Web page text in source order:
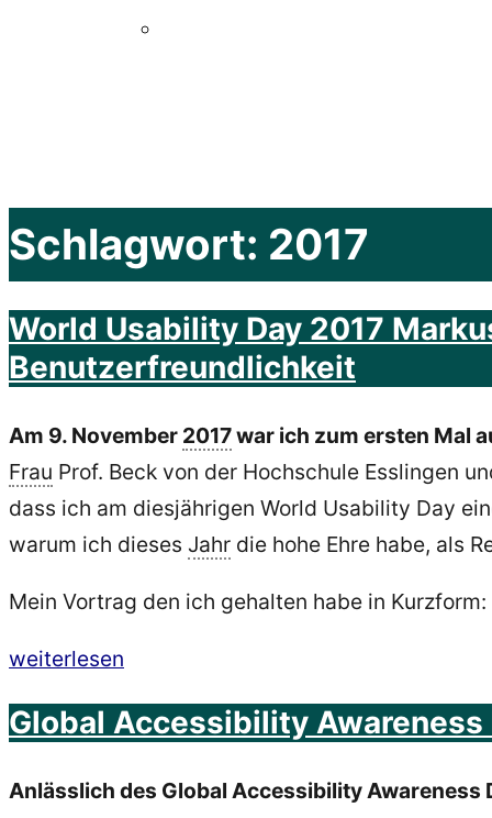
Schlagwort: 2017
World Usability Day 2017
Benutzerfreundlichkeit
Am 9. November 2017war ich zum ersten Mal
Frau Prof. Beck von der Hochschule Esslingen
dass ich am diesjährigen World Usability Day
warum ich dieses Jahr die hohe Ehre habe, als
Mein Vortrag den ich gehalten habe in Kurzform:
„World
Day
Markus
weiterlesen
Global Accessibility Awareness
Anlässlich des Global Accessibility Awareness